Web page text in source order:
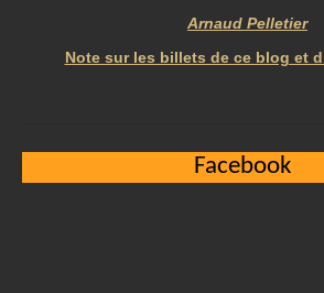
Arnaud Pelletier
Note sur les billets de ce blog et
Facebook